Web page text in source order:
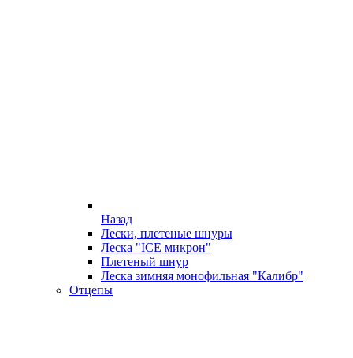
Назад
Лески, плетеные шнуры
Леска "ICE микрон"
Плетеный шнур
Леска зимняя монофильная "Калибр"
Отцепы